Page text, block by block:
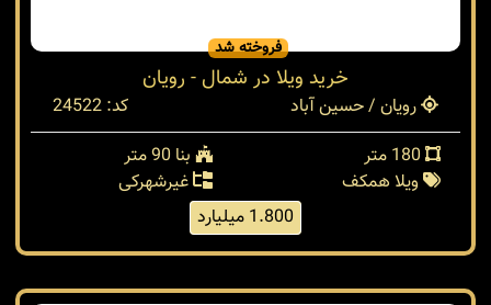
فروخته شد
خرید ویلا در شمال - رویان
رویان / حسین آباد
کد: 24522
بنا 90 متر
ویلا همکف
غیرشهرکی
1.800 میلیارد